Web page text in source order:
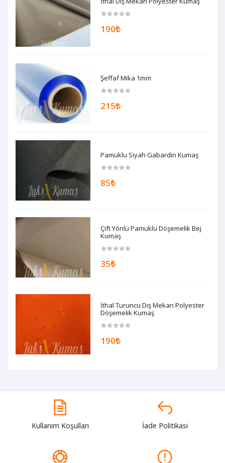
190₺
Şeffaf Mika 1mm
215₺
Pamuklu Siyah Gabardin Kumaş
85₺
Çift Yönlü Pamuklu Döşemelik Bej
Kumaş
35₺
İthal Turuncu Dış Mekan Polyester
Döşemelik Kumaş
190₺
Kullanım Koşulları İade Politikasi